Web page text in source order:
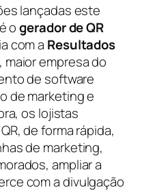
lançadas este
ogerador de QR
com a Resultados
, maior empresa do
de software
de marketing e
os lojistas
de forma rápida,
de marketing,
ampliar a
com a divulgação